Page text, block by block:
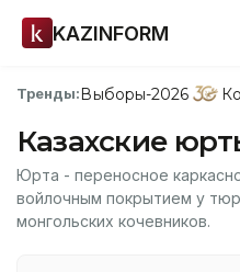
KAZINFORM
Тренды:Выборы-2026
Казахские
Юрта - переносное
войлочным покрытием у
монгольских кочевников.